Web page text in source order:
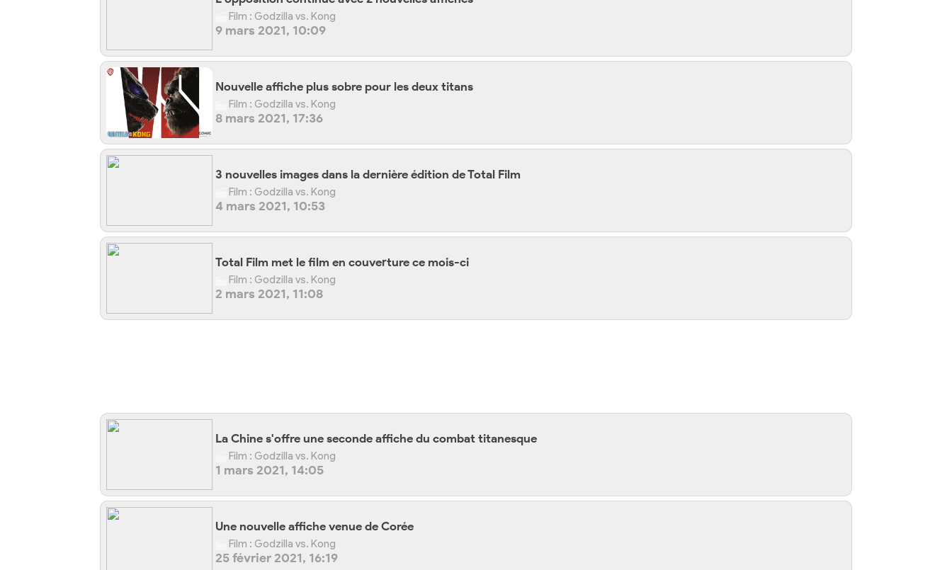
Film : Godzilla vs. Kong
9 mars 2021, 10:09
Nouvelle affiche plus sobre pour les deux titans
Film : Godzilla vs. Kong
8 mars 2021, 17:36
3 nouvelles images dans la dernière édition de Total Film
Film : Godzilla vs. Kong
4 mars 2021, 10:53
Total Film met le film en couverture ce mois-ci
Film : Godzilla vs. Kong
2 mars 2021, 11:08
La Chine s'offre une seconde affiche du combat titanesque
Film : Godzilla vs. Kong
1 mars 2021, 14:05
Une nouvelle affiche venue de Corée
Film : Godzilla vs. Kong
25 février 2021, 16:19